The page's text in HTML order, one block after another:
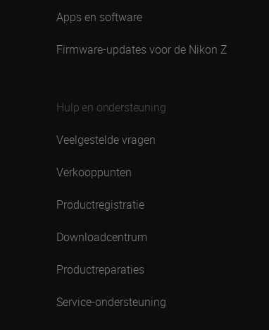
Apps en software
Firmware-updates voor de Nikon Z
Hulp en ondersteuning
Veelgestelde vragen
Verkooppunten
Productregistratie
Downloadcentrum
Productreparaties
Service-ondersteuning